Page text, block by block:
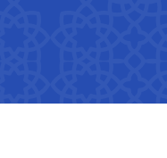
юридическими и